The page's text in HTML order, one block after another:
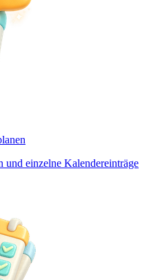
und einzelne Kalendereinträge